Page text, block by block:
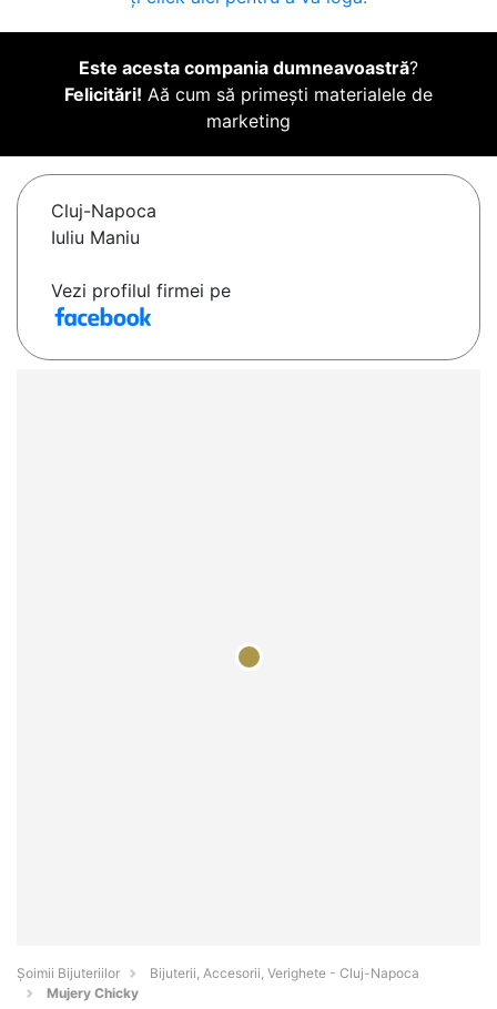
Este acesta compania dumneavoastră?
Felicitări! Aă cum să primești materialele de
marketing
Cluj-Napoca
Iuliu Maniu
Vezi profilul firmei pe
Şoimii Bijuteriilor
Bijuterii, Accesorii, Verighete - Cluj-Napoca
Mujery Chicky